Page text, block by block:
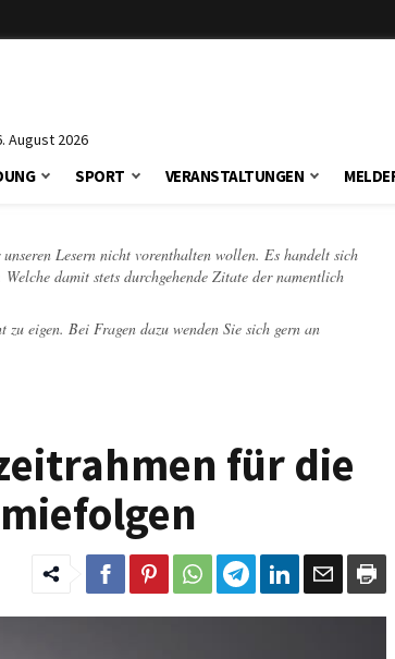
August 2026
SPORT VERANSTALTUNGEN
Lesern nicht vorenthalten wollen. Es handelt sich
damit stets durchgehende Zitate der namentlich
eigen. Bei Fragen dazu wenden Sie sich gern an
für die